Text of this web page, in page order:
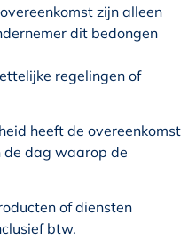
zijn alleen
dit bedongen
regelingen of
heeft de overeenkomst
de dag waarop de
of diensten
btw.